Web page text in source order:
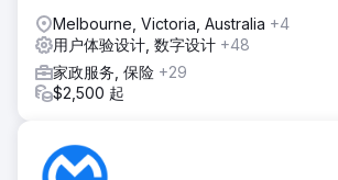
Melbourne, Victoria, Australia +4
用户体验设计, 数字设计 +48
家政服务, 保险 +29
$2,500 起